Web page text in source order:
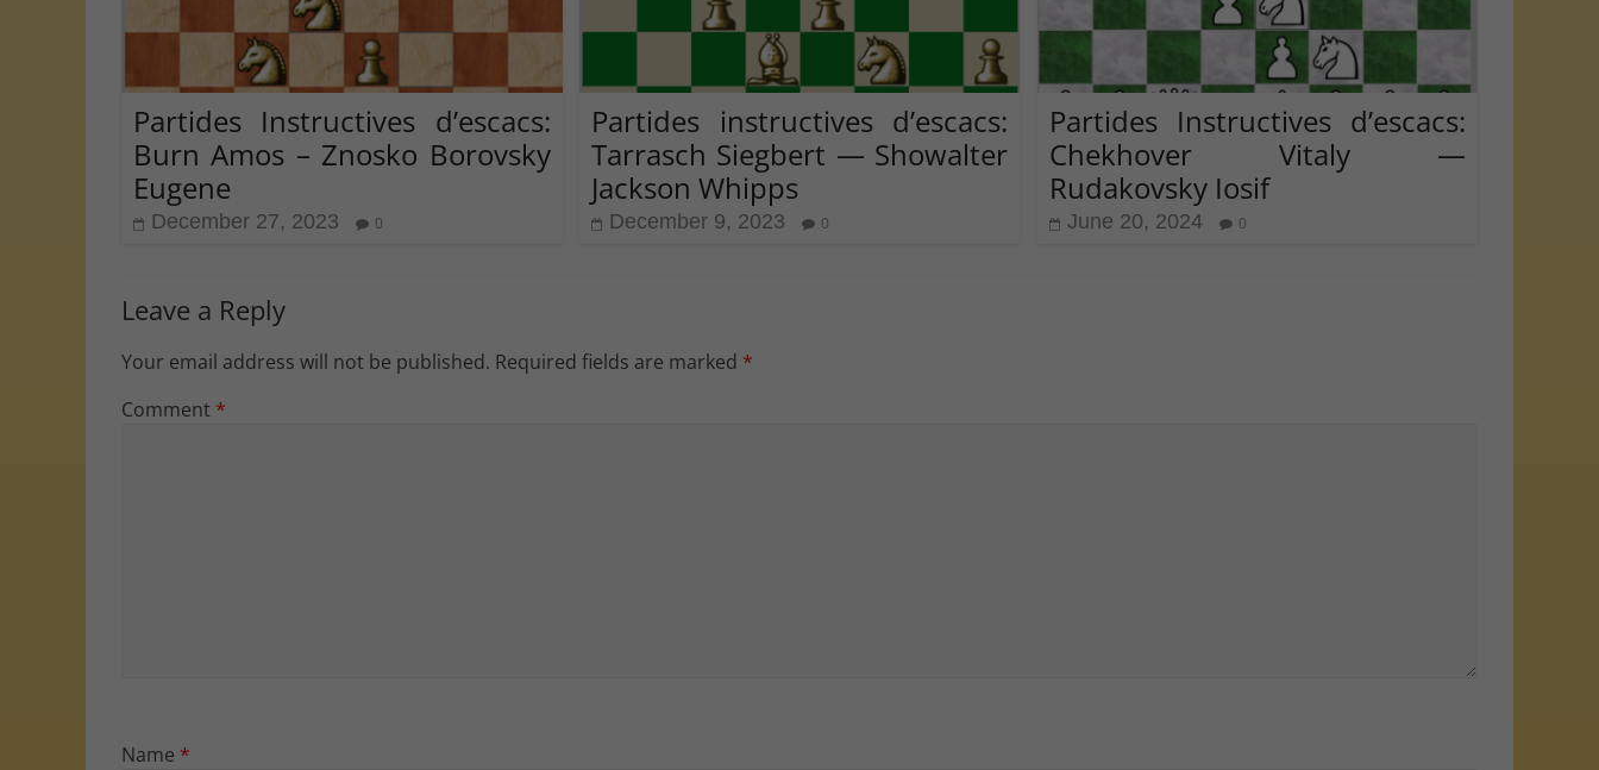
Partides Instructives d’escacs:
Burn Amos – Znosko Borovsky
Eugene
December 27, 2023 0
Partides instructives d’escacs:
Tarrasch Siegbert — Showalter
Jackson Whipps
December 9, 2023 0
Partides Instructives d’escacs:
Chekhover Vitaly —
Rudakovsky Iosif
June 20, 2024 0
Leave a Reply
Your email address will not be published. Required fields are marked *
Comment *
Name *